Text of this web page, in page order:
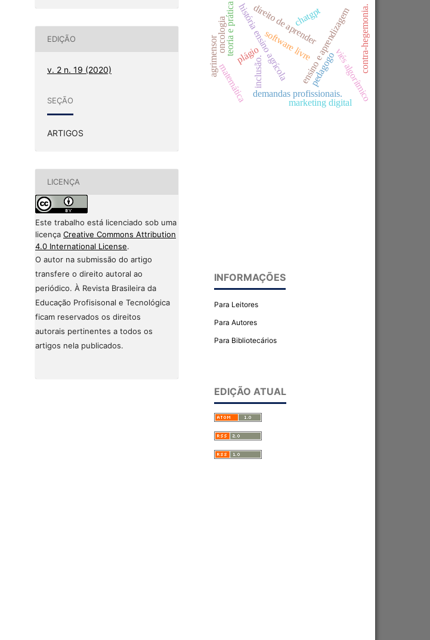
EDIÇÃO
v. 2 n. 19 (2020)
SEÇÃO
ARTIGOS
LICENÇA
Este trabalho está licenciado sob uma
licença Creative Commons Attribution
4.0 International License.
O autor na submissão do artigo
transfere o direito autoral ao
periódico. À Revista Brasileira da
Educação Profisisonal e Tecnológica
ficam reservados os direitos
autorais pertinentes a todos os
artigos nela publicados.
história ensino agrícola
plágiosoftware livreensino e aprendizagem
teoria e prática
demandas profissionais.
pedagogo
inclusão.
direito de aprender
viés algorítmico
matemática
chatgpt
marketing digital
agrimensor contra-hegemonia.
oncologia
INFORMAÇÕES
Para Leitores
Para Autores
Para Bibliotecários
EDIÇÃO ATUAL